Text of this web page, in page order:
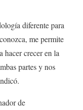
diferente para
me permite
hacer crecer en la
partes y nos
de